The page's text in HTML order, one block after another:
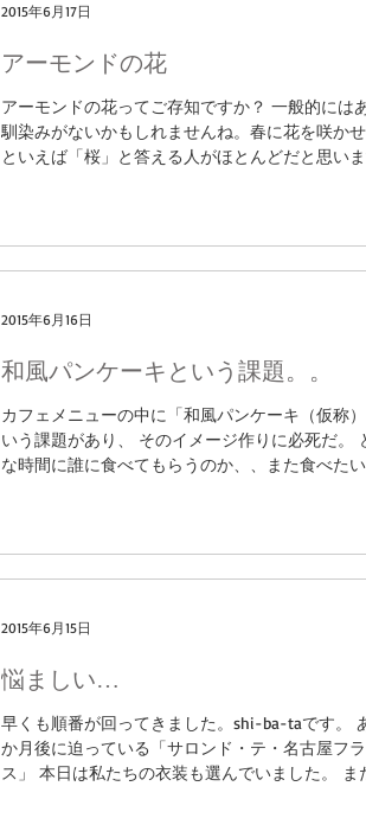
アーモンドの花
アーモンドの花ってご存知ですか？ 一般的にはあ
馴染みがないかもしれませんね。春に花を咲かせ
といえば「桜」と答える人がほとんどだと思いま
2015年6月17日
和風パンケーキという課題。。
カフェメニューの中に「和風パンケーキ（仮称）
いう課題があり、 そのイメージ作りに必死だ。
な時間に誰に食べてもらうのか、、また食べたい
2015年6月16日
悩ましい…
早くも順番が回ってきました。shi-ba-taです。
か月後に迫っている「サロンド・テ・名古屋フラ
ス」 本日は私たちの衣装も選んでいました。 ま
2015年6月15日